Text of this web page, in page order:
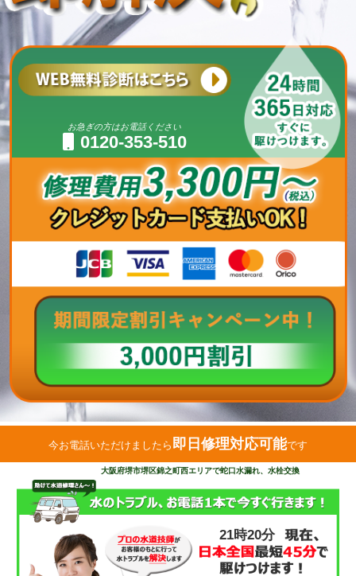
お急ぎの方はお電話ください
0120-353-510
今お電話いただけましたら 即日修理対応可能です
大阪府堺市堺区錦之町西エリアで蛇口水漏れ、水栓交換
21時20分